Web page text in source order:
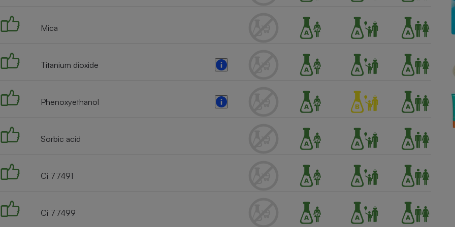
Mica
Titanium dioxide
Phenoxyethanol
Sorbic acid
Ci 77491
Ci 77499
Four encastrable
Aspirateur
Appareil photo
Électricité - Gaz
Lessive